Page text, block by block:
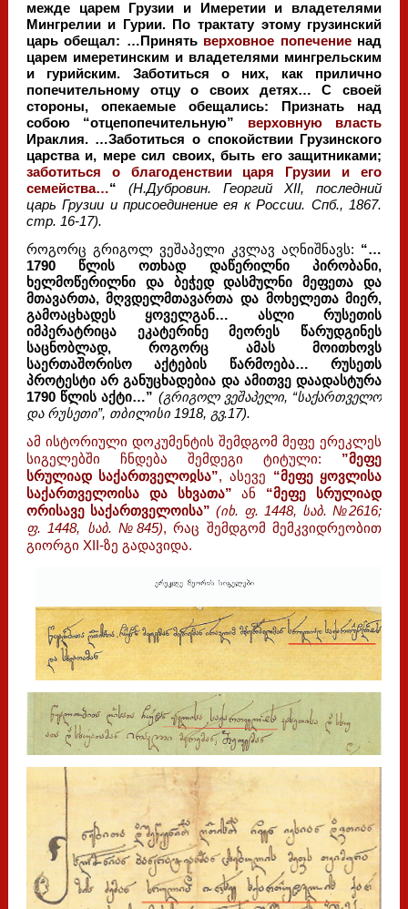
межде царем Грузии и Имеретии и владетелями
Мингрелии и Гурии. По трактату этому грузинский
царь обещал: …Принять верховное попечениенад
царем имеретинским и владетелями мингрельским
и гурийским. Заботиться о них, как прилично
попечительному отцу о своих детях… С своей
стороны, опекаемые обещались: Признать над
собою “отцепопечительную” верховную власть
Ираклия. …Заботиться о спокойствии Грузинского
царства и, мере сил своих, быть его защитниками;
заботиться о благоденствии царя Грузии и его
семейства…“
(Н.Дубровин. Георгий XII, последний
царь Грузии и присоединение ея к России. Спб., 1867.
стр. 16-17).
როგორც გრიგოლ ვეშაპელი კვლავ აღნიშნავს: “…
1790 წლის ოთხად დაწერილნი პირობანი,
ხელმოწერილნი და ბეჭედ დასმულნი მეფეთა და
მთავართა, მღვდელმთავართა და მოხელეთა მიერ,
გამოაცხადეს ყოველგან… ასლი რუსეთის
იმპერატრიცა ეკატერინე მეორეს წარუდგინეს
საცნობლად, როგორც ამას მოითხოვს
საერთაშორისო აქტების წარმოება… რუსეთს
პროტესტი არ განუცხადებია და ამითვე დაადასტურა
1790 წლის აქტი…” (გრიგოლ ვეშაპელი, “საქართველო
და რუსეთი”, თბილისი 1918, გვ.17).
ამ ისტორიული დოკუმენტის შემდგომ მეფე ერეკლეს
სიგელებში ჩნდება შემდეგი ტიტული: ”მეფე
სრულიად საქართველოჲსა”, ასევე “მეფე ყოვლისა
საქართველოისა და სხვათა” ან “მეფე სრულიად
ორისავე საქართველოისა” (იხ. ფ. 1448, საბ. №2616;
ფ. 1448, საბ. №845), რაც შემდგომ მემკვიდრეობით
გიორგი XII-ზე გადავიდა.